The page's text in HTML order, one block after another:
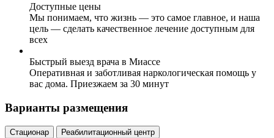
Доступные цены
Мы понимаем, что жизнь — это самое главное, и наша
цель — сделать качественное лечение доступным для
всех
Быстрый выезд врача в Миассе
Оперативная и заботливая наркологическая помощь у
вас дома. Приезжаем за 30 минут
Варианты размещения
Стационар Реабилитационный центр